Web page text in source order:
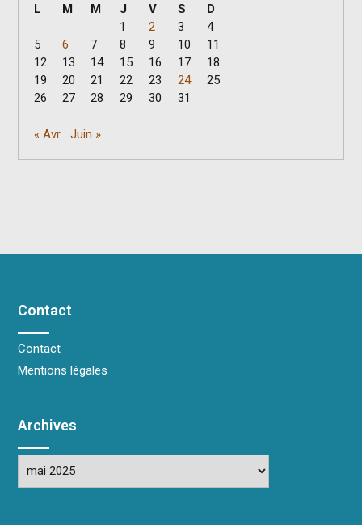
L
M M J V S
D
1
2 3
4
5
6 7 8 9 10
11
12
13 14 15 16 17
18
19
20 21 22 23 24
25
26
27 28 29 30 31
« Avr Juin »
Contact
Contact
Mentions légales
Archives
Archives